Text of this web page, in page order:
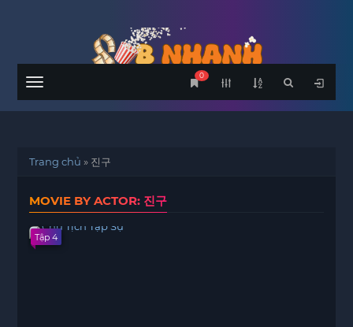
Menu
0
Trang chủ » 진구
MOVIE BY ACTOR: 진구
Tập 4